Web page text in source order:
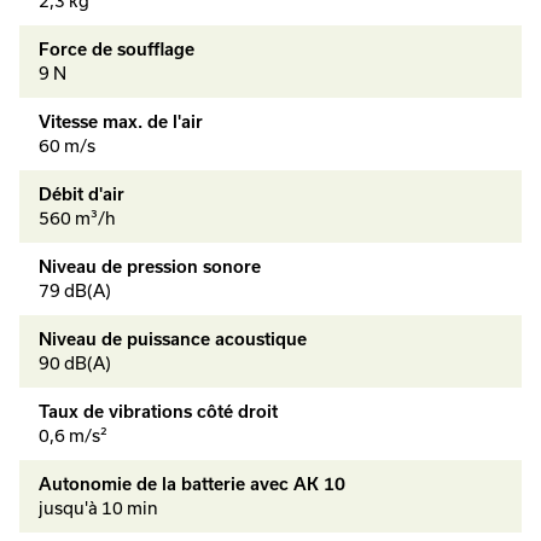
Force de soufflage
9 N
Vitesse max. de l'air
60 m/s
Débit d'air
560 m³/h
Niveau de pression sonore
79 dB(A)
Niveau de puissance acoustique
90 dB(A)
Taux de vibrations côté droit
0,6 m/s²
Autonomie de la batterie avec AK 10
jusqu'à 10 min